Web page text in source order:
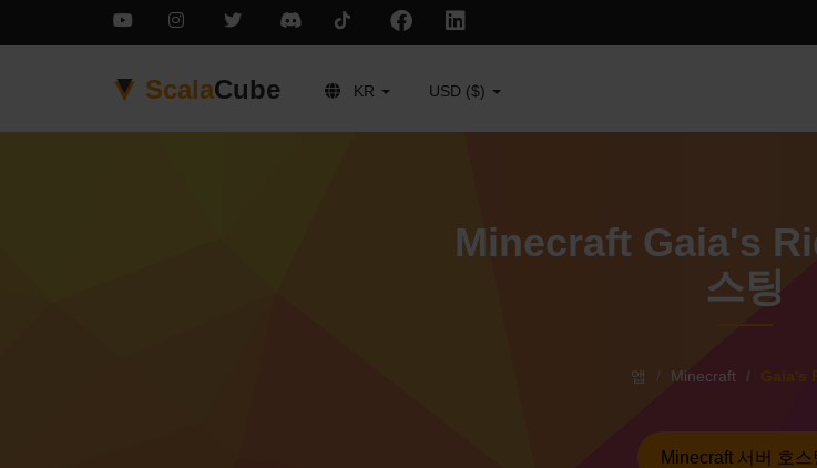
ScalaCube KR USD ($)
Minecraft Gaia's
스팅
앱 Minecraft Gaia's
Minecraft 서버 호스